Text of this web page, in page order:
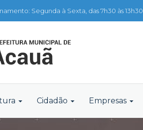
Segunda à Sexta, das 7h30 às 13h30
Cidadão Empresas